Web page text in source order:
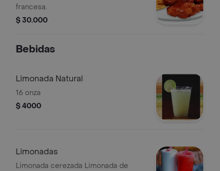
francesa.
$ 30.000
Bebidas
Limonada Natural
16 onza
$ 4000
Limonadas
Limonada cerezada Limonada de